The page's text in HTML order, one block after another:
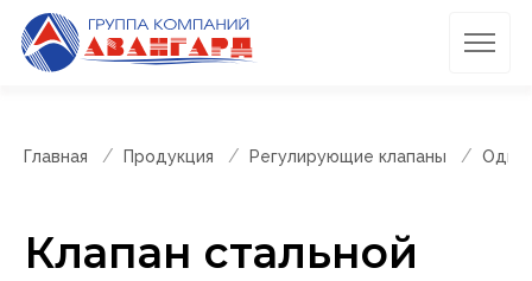
Главная Продукция Регулирующие клапаны
Клапан стальной